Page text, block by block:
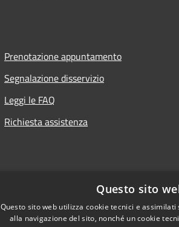
Prenotazione appuntamento
Segnalazione disservizio
Leggi le FAQ
Richiesta assistenza
Questo sito
Questo sito web utilizza cookie tecnici e
alla navigazione del sito, nonché un cookie